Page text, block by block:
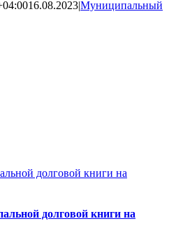
16.08.2023|Муниципальный
долговой книги на
долговой книги на